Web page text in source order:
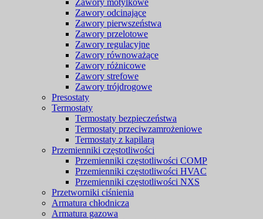
Zawory motylkowe
Zawory odcinające
Zawory pierwszeństwa
Zawory przelotowe
Zawory regulacyjne
Zawory równoważące
Zawory różnicowe
Zawory strefowe
Zawory trójdrogowe
Presostaty
Termostaty
Termostaty bezpieczeństwa
Termostaty przeciwzamrożeniowe
Termostaty z kapilarą
Przemienniki częstotliwości
Przemienniki częstotliwości COMP
Przemienniki częstotliwości HVAC
Przemienniki częstotliwości NXS
Przetworniki ciśnienia
Armatura chłodnicza
Armatura gazowa